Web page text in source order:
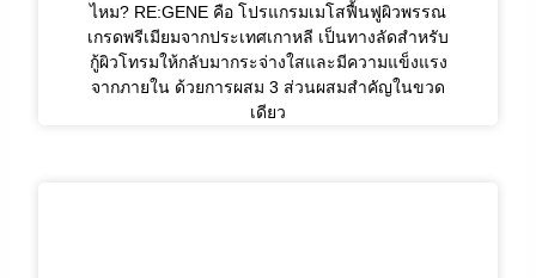
ไหม? RE:GENE คือ โปรแกรมเมโสฟื้นฟูผิวพรรณ
เกรดพรีเมียมจากประเทศเกาหลี เป็นทางลัดสำหรับ
กู้ผิวโทรมให้กลับมากระจ่างใสและมีความแข็งแรง
จากภายใน ด้วยการผสม 3 ส่วนผสมสำคัญในขวด
เดียว